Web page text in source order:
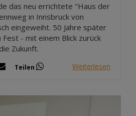
das neu errichtete "Haus der
in Innsbruck von
eingeweiht. 50 Jahre später
- mit einem Blick zurück
Zukunft.
Teilen Weiterlesen